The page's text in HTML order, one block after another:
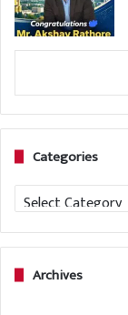
Categories
Categories
Archives